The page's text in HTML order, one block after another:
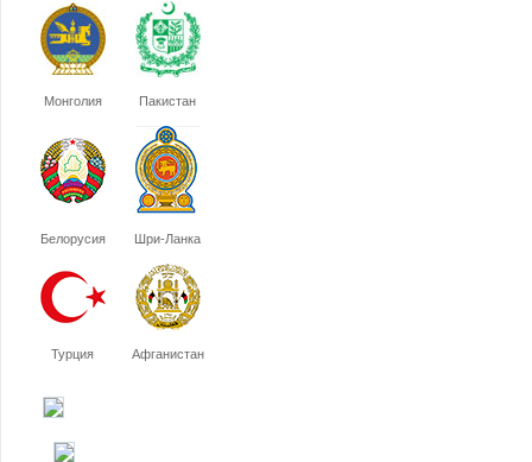
Монголия Пакистан
Белорусия Шри-Ланка
Турция Афганистан